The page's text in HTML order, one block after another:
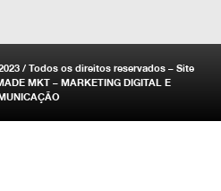
/ Todos os direitos reservados – Site
MKT – MARKETING DIGITAL E